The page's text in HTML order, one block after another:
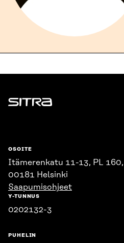
Sitra
OSOITE
Itämerenkatu 11-13, PL 160,
00181 Helsinki
Saapumisohjeet
Y-TUNNUS
0202132-3
PUHELIN